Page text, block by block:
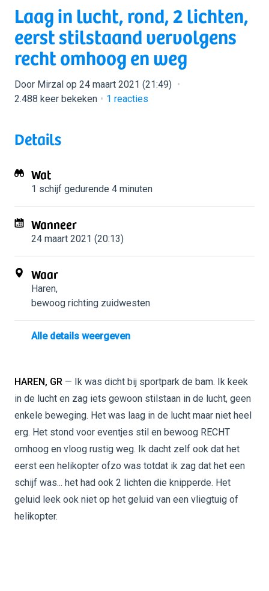
Laag in lucht, rond, 2 lichten,
eerst stilstaand vervolgens
recht omhoog en weg
Door Mirzal op 24 maart 2021 (21:49)
2.488 keer bekeken
1 reacties
Details
Wat
1 schijf gedurende 4 minuten
Wanneer
24 maart 2021 (20:13)
Waar
Haren,
bewoog richting zuidwesten
Alle details weergeven
HAREN, GR — Ik was dicht bij sportpark de bam. Ik keek
in de lucht en zag iets gewoon stilstaan in de lucht, geen
enkele beweging. Het was laag in de lucht maar niet heel
erg. Het stond voor eventjes stil en bewoog RECHT
omhoog en vloog rustig weg. Ik dacht zelf ook dat het
eerst een helikopter ofzo was totdat ik zag dat het een
schijf was... het had ook 2 lichten die knipperde. Het
geluid leek ook niet op het geluid van een vliegtuig of
helikopter.